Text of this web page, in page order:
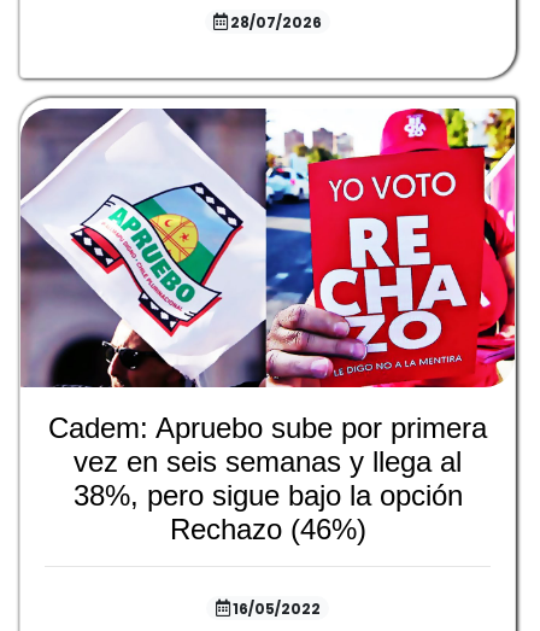
28/07/2026
Cadem: Apruebo sube por primera
vez en seis semanas y llega al
38%, pero sigue bajo la opción
Rechazo (46%)
16/05/2022